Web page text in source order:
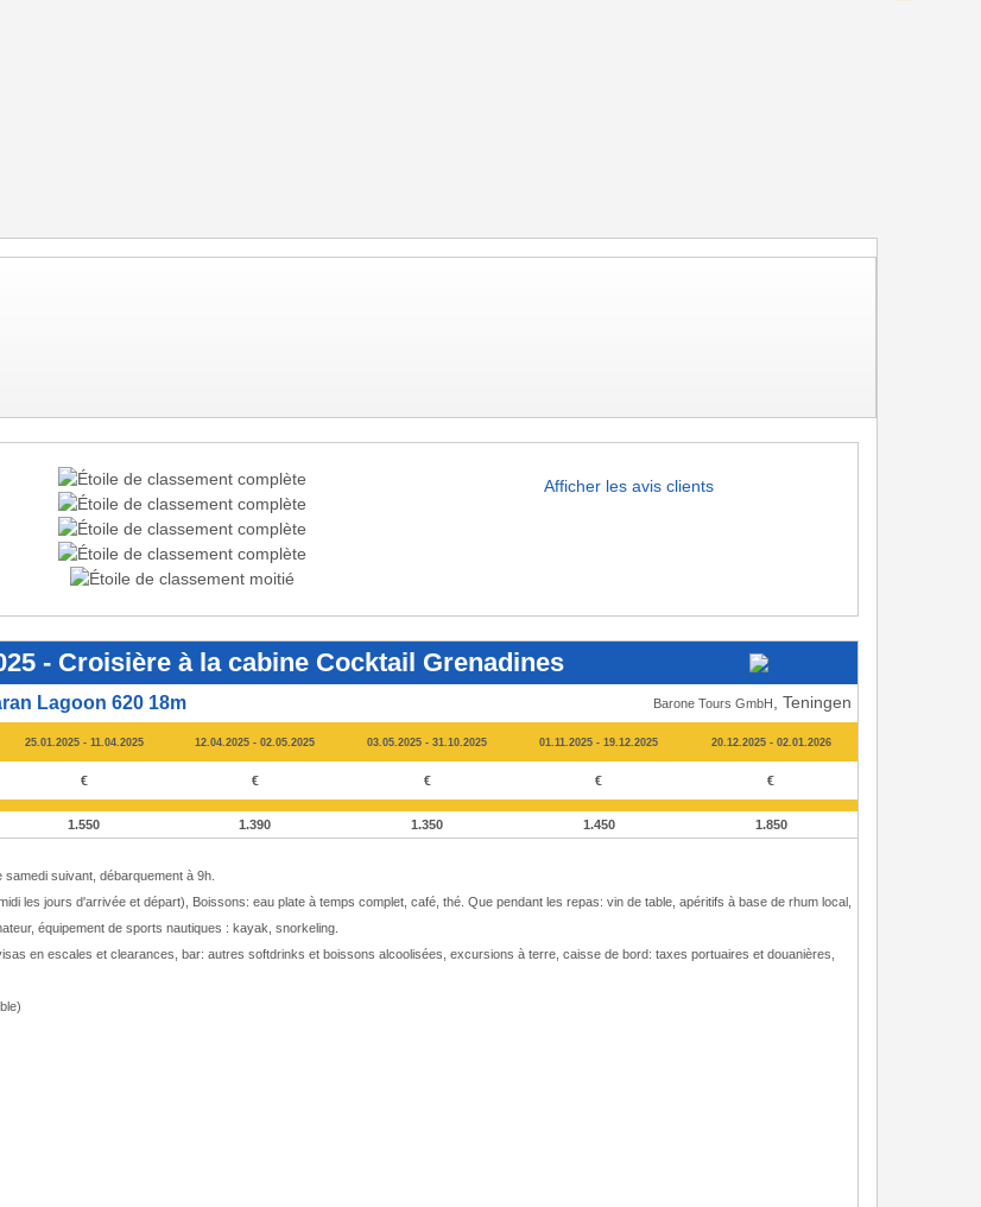
Afficher les avis clients
- Croisière à la cabine Cocktail Grenadines
Lagoon 620 18m Barone Tours GmbH , Teningen
25.01.2025 - 11.04.2025 12.04.2025 - 02.05.2025 03.05.2025 - 31.10.2025 01.11.2025 - 19.12.2025 20.12.2025 - 02.01.2026
€ € € € €
1.550 1.390 1.350 1.450 1.850
suivant, débarquement à 9h.
les jours d'arrivée et départ), Boissons: eau plate à temps complet, café, thé. Que pendant les repas: vin de table, apéritifs à base de rhum local,
équipement de sports nautiques : kayak, snorkeling.
en escales et clearances, bar: autres softdrinks et boissons alcoolisées, excursions à terre, caisse de bord: taxes portuaires et douanières,